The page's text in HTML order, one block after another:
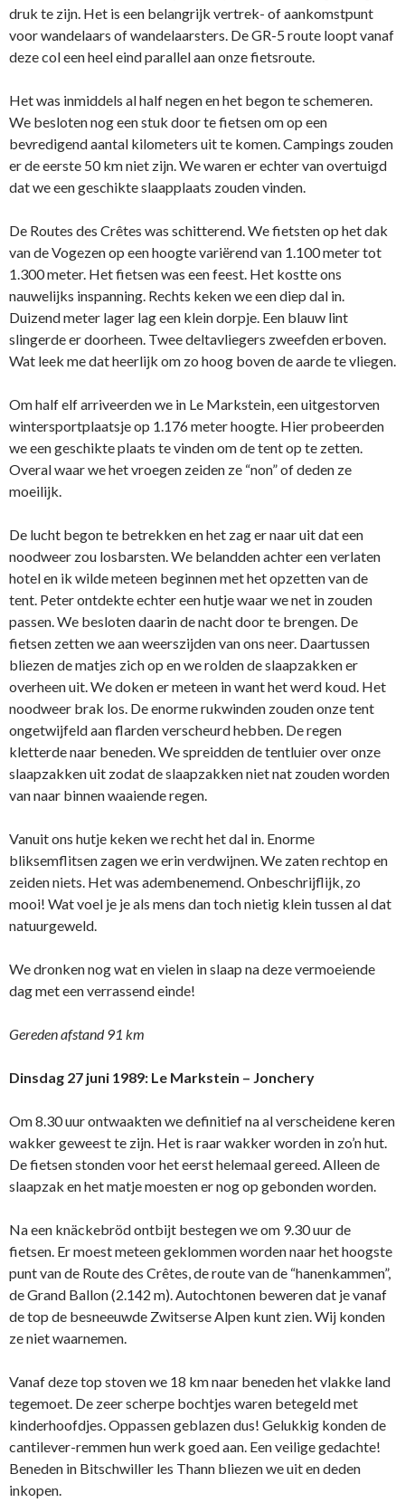
druk te zijn. Het is een belangrijk vertrek- of aankomstpunt
voor wandelaars of wandelaarsters. De GR-5 route loopt vanaf
deze col een heel eind parallel aan onze fietsroute.
Het was inmiddels al half negen en het begon te schemeren.
We besloten nog een stuk door te fietsen om op een
bevredigend aantal kilometers uit te komen. Campings zouden
er de eerste 50 km niet zijn. We waren er echter van overtuigd
dat we een geschikte slaapplaats zouden vinden.
De Routes des Crêtes was schitterend. We fietsten op het dak
van de Vogezen op een hoogte variërend van 1.100 meter tot
1.300 meter. Het fietsen was een feest. Het kostte ons
nauwelijks inspanning. Rechts keken we een diep dal in.
Duizend meter lager lag een klein dorpje. Een blauw lint
slingerde er doorheen. Twee deltavliegers zweefden erboven.
Wat leek me dat heerlijk om zo hoog boven de aarde te vliegen.
Om half elf arriveerden we in Le Markstein, een uitgestorven
wintersportplaatsje op 1.176 meter hoogte. Hier probeerden
we een geschikte plaats te vinden om de tent op te zetten.
Overal waar we het vroegen zeiden ze “non” of deden ze
moeilijk.
De lucht begon te betrekken en het zag er naar uit dat een
noodweer zou losbarsten. We belandden achter een verlaten
hotel en ik wilde meteen beginnen met het opzetten van de
tent. Peter ontdekte echter een hutje waar we net in zouden
passen. We besloten daarin de nacht door te brengen. De
fietsen zetten we aan weerszijden van ons neer. Daartussen
bliezen de matjes zich op en we rolden de slaapzakken er
overheen uit. We doken er meteen in want het werd koud. Het
noodweer brak los. De enorme rukwinden zouden onze tent
ongetwijfeld aan flarden verscheurd hebben. De regen
kletterde naar beneden. We spreidden de tentluier over onze
slaapzakken uit zodat de slaapzakken niet nat zouden worden
van naar binnen waaiende regen.
Vanuit ons hutje keken we recht het dal in. Enorme
bliksemflitsen zagen we erin verdwijnen. We zaten rechtop en
zeiden niets. Het was adembenemend. Onbeschrijflijk, zo
mooi! Wat voel je je als mens dan toch nietig klein tussen al dat
natuurgeweld.
We dronken nog wat en vielen in slaap na deze vermoeiende
dag met een verrassend einde!
Gereden afstand 91 km
Dinsdag 27 juni 1989: Le Markstein – Jonchery
Om 8.30 uur ontwaakten we definitief na al verscheidene keren
wakker geweest te zijn. Het is raar wakker worden in zo’n hut.
De fietsen stonden voor het eerst helemaal gereed. Alleen de
slaapzak en het matje moesten er nog op gebonden worden.
Na een knäckebröd ontbijt bestegen we om 9.30 uur de
fietsen. Er moest meteen geklommen worden naar het hoogste
punt van de Route des Crêtes, de route van de “hanenkammen”,
de Grand Ballon (2.142 m). Autochtonen beweren dat je vanaf
de top de besneeuwde Zwitserse Alpen kunt zien. Wij konden
ze niet waarnemen.
Vanaf deze top stoven we 18 km naar beneden het vlakke land
tegemoet. De zeer scherpe bochtjes waren betegeld met
kinderhoofdjes. Oppassen geblazen dus! Gelukkig konden de
cantilever-remmen hun werk goed aan. Een veilige gedachte!
Beneden in Bitschwiller les Thann bliezen we uit en deden
inkopen.